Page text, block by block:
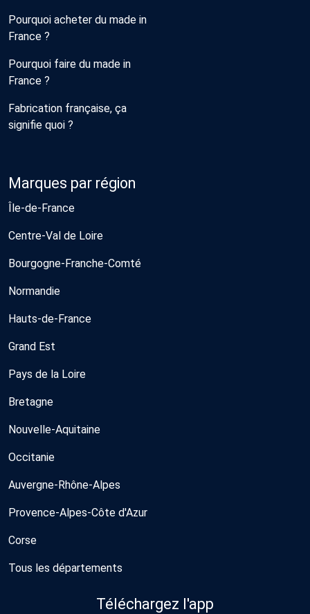
Pourquoi acheter du made in
France ?
Pourquoi faire du made in
France ?
Fabrication française, ça
signifie quoi ?
Marques par région
Île-de-France
Centre-Val de Loire
Bourgogne-Franche-Comté
Normandie
Hauts-de-France
Grand Est
Pays de la Loire
Bretagne
Nouvelle-Aquitaine
Occitanie
Auvergne-Rhône-Alpes
Provence-Alpes-Côte d'Azur
Corse
Tous les départements
Téléchargez l'app